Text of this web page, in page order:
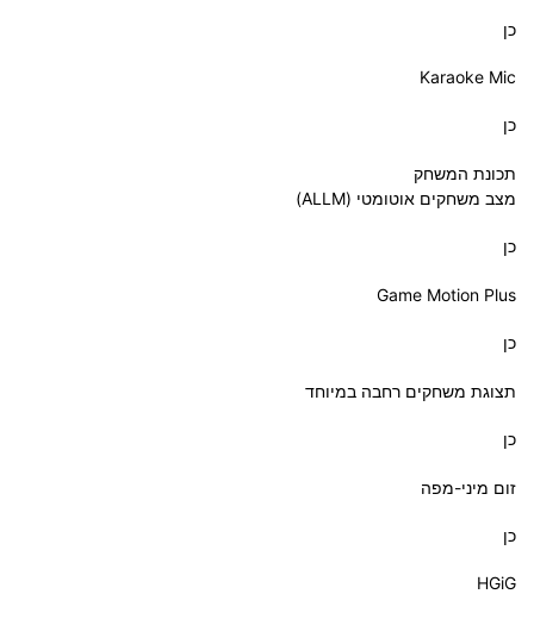
כן
Karaoke Mic
כן
תכונת המשחק
מצב משחקים אוטומטי (ALLM)
כן
Game Motion Plus
כן
תצוגת משחקים רחבה במיוחד
כן
זום מיני-מפה
כן
HGiG